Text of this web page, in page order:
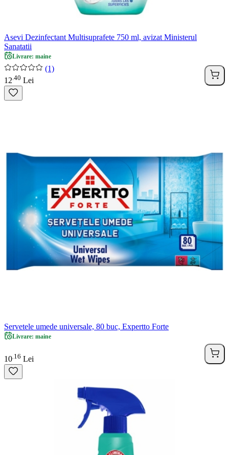
Asevi Dezinfectant Multisuprafete 750 ml, avizat Ministerul
Sanatatii
Livrare: maine
(1)
12 40 Lei
Servetele umede universale, 80 buc, Expertto Forte
Livrare: maine
10 16 Lei